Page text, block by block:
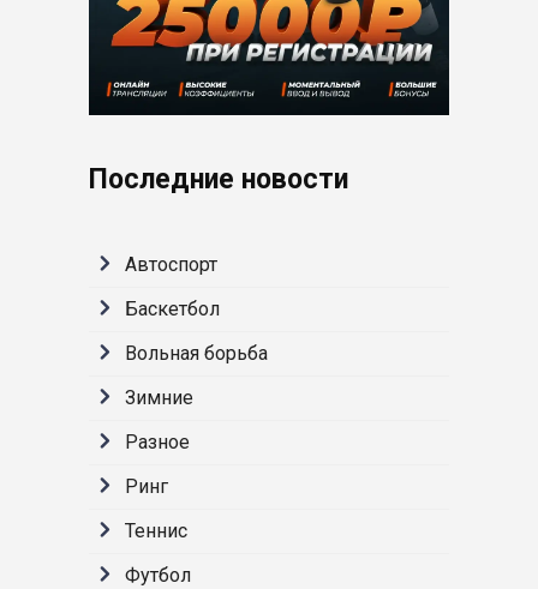
Последние новости
Автоспорт
Баскетбол
Вольная борьба
Зимние
Разное
Ринг
Теннис
Футбол